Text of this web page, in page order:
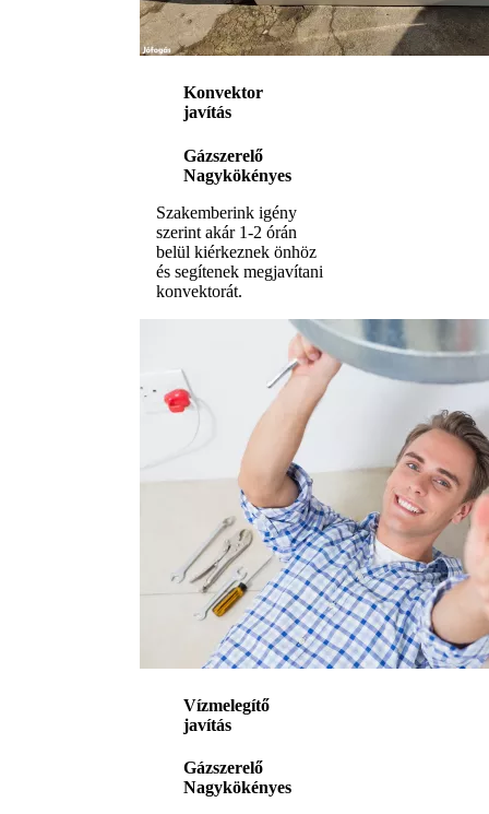
Konvektor
javítás
Gázszerelő
Nagykökényes
Szakemberink igény
szerint akár 1-2 órán
belül kiérkeznek önhöz
és segítenek megjavítani
konvektorát.
Vízmelegítő
javítás
Gázszerelő
Nagykökényes